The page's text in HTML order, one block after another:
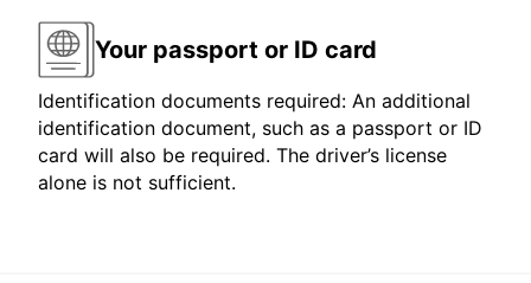
Your passport or ID card
Identification documents required: An additional
identification document, such as a passport or ID
card will also be required. The driver’s license
alone is not sufficient.